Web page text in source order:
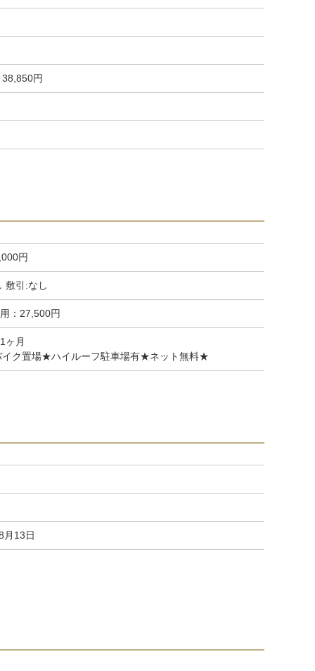
円
円
敷引:なし
：27,500円
ヶ月
ク置場★ハイルーフ駐車場有★ネット無料★
月13日